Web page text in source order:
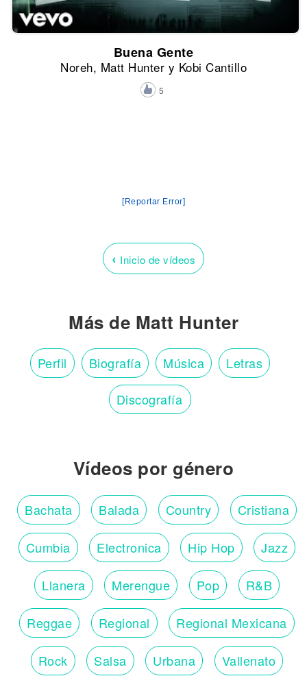
Buena Gente
Noreh, Matt Hunter y Kobi Cantillo
5
[Reportar Error]
‹ Inicio de vídeos
Más de Matt Hunter
Perfil Biografía Música Letras
Discografía
Vídeos por género
Bachata Balada Country Cristiana
Cumbia Electronica Hip Hop Jazz
Llanera Merengue Pop R&B
Reggae Regional Regional Mexicana
Rock Salsa Urbana Vallenato